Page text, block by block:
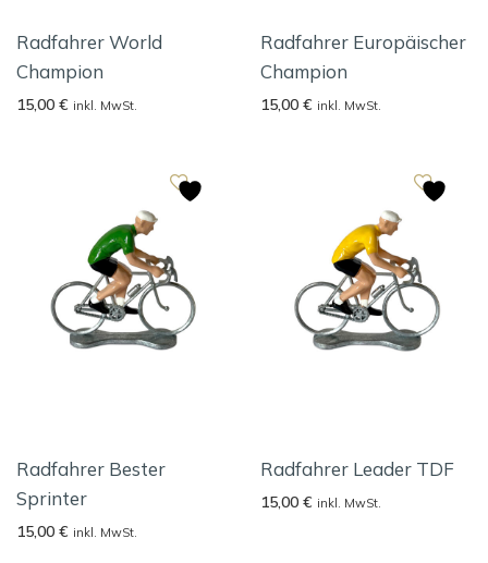
Radfahrer World
Champion
15,00 € inkl. MwSt.
Radfahrer Europäischer
Champion
15,00 € inkl. MwSt.
Radfahrer Bester
Sprinter
15,00 € inkl. MwSt.
Radfahrer Leader TDF
15,00 € inkl. MwSt.